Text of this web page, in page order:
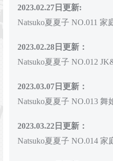
2023.02.27日更新:
Natsuko夏夏子 NO.011 家
2023.02.28日更新：
Natsuko夏夏子 NO.012
2023.03.07日更新：
Natsuko夏夏子 NO.013 舞
2023.03.22日更新：
Natsuko夏夏子 NO.014 家